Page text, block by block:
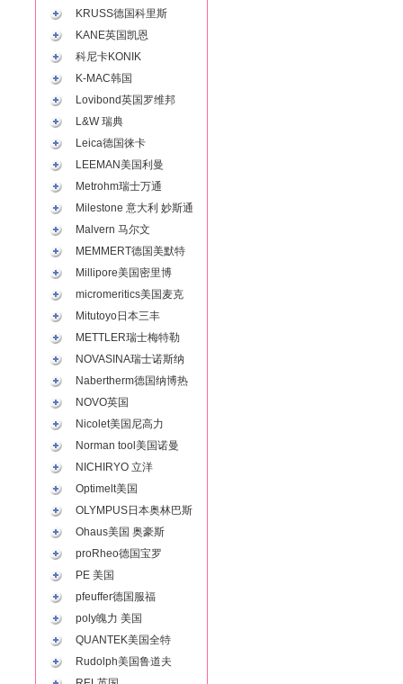
KRUSS德国科里斯
KANE英国凯恩
科尼卡KONIK
K-MAC韩国
Lovibond英国罗维邦
L&W 瑞典
Leica德国徕卡
LEEMAN美国利曼
Metrohm瑞士万通
Milestone 意大利 妙斯通
Malvern 马尔文
MEMMERT德国美默特
Millipore美国密里博
micromeritics美国麦克
Mitutoyo日本三丰
METTLER瑞士梅特勒
NOVASINA瑞士诺斯纳
Nabertherm德国纳博热
NOVO英国
Nicolet美国尼高力
Norman tool美国诺曼
NICHIRYO 立洋
Optimelt美国
OLYMPUS日本奥林巴斯
Ohaus美国 奥豪斯
proRheo德国宝罗
PE 美国
pfeuffer德国服福
poly魄力 美国
QUANTEK美国全特
Rudolph美国鲁道夫